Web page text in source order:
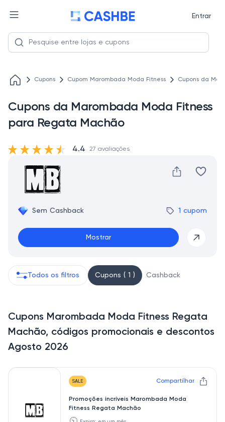
Entrar
Cupons Cupom Marombada Moda Fitness Cupons da
Cupons da Marombada Moda Fitness
para Regata Machão
Sem Cashback 1 cupom
Mostrar
4.4 27 avaliações
Todos os filtros Cupons ( 1 ) Cashback
Cupons Marombada Moda Fitness Regata
Machão, códigos promocionais e descontos
Agosto 2026
SALE Compartilhar
Promoções incríveis Marombada Moda
Fitness Regata Machão